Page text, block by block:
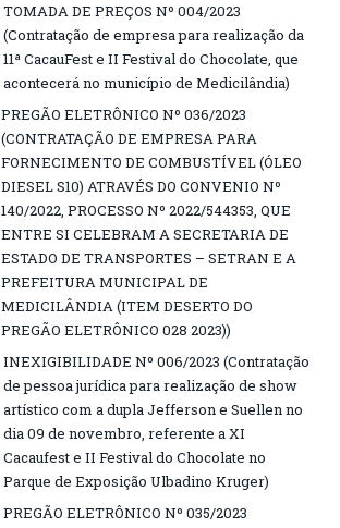
TOMADA DE PREÇOS Nº 004/2023
(Contratação de empresa para realização da
11ª CacauFest e II Festival do Chocolate, que
acontecerá no município de Medicilândia)
PREGÃO ELETRÔNICO Nº 036/2023
(CONTRATAÇÃO DE EMPRESA PARA
FORNECIMENTO DE COMBUSTÍVEL (ÓLEO
DIESEL S10) ATRAVÉS DO CONVENIO Nº
140/2022, PROCESSO Nº 2022/544353, QUE
ENTRE SI CELEBRAM A SECRETARIA DE
ESTADO DE TRANSPORTES – SETRAN E A
PREFEITURA MUNICIPAL DE
MEDICILÂNDIA (ITEM DESERTO DO
PREGÃO ELETRÔNICO 028 2023))
INEXIGIBILIDADE Nº 006/2023 (Contratação
de pessoa jurídica para realização de show
artístico com a dupla Jefferson e Suellen no
dia 09 de novembro, referente a XI
Cacaufest e II Festival do Chocolate no
Parque de Exposição Ulbadino Kruger)
PREGÃO ELETRÔNICO Nº 035/2023